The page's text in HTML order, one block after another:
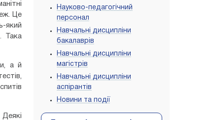
Це
який
Така
а й
Науково-педагогічний
персонал
Навчальні дисципліни
бакалаврів
Навчальні дисципліни
магістрів
Навчальні дисципліни
аспірантів
Новини та події